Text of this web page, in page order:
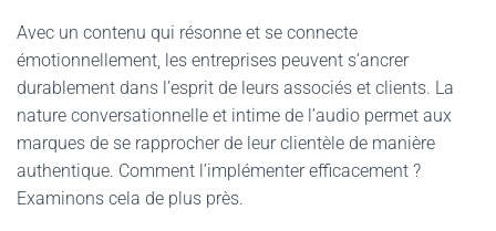
Avec un contenu qui résonne et se connecte
émotionnellement, les entreprises peuvent s’ancrer
durablement dans l’esprit de leurs associés et clients. La
nature conversationnelle et intime de l’audio permet aux
marques de se rapprocher de leur clientèle de manière
authentique. Comment l’implémenter efficacement ?
Examinons cela de plus près.